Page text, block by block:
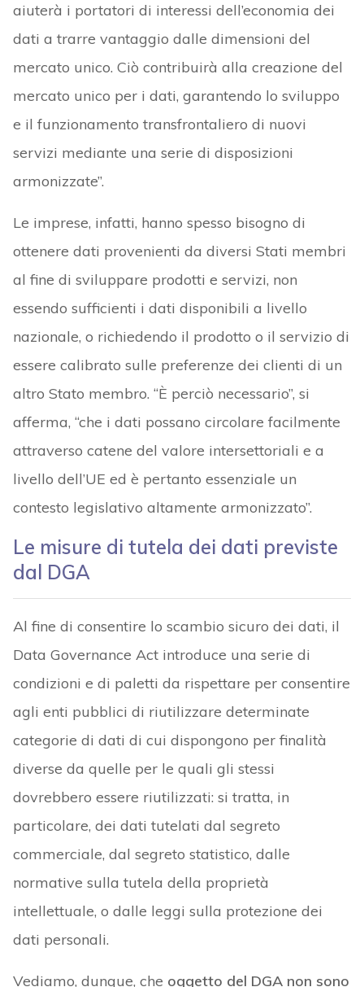
aiuterà i portatori di interessi dell’economia dei
dati a trarre vantaggio dalle dimensioni del
mercato unico. Ciò contribuirà alla creazione del
mercato unico per i dati, garantendo lo sviluppo
e il funzionamento transfrontaliero di nuovi
servizi mediante una serie di disposizioni
armonizzate”.
Le imprese, infatti, hanno spesso bisogno di
ottenere dati provenienti da diversi Stati membri
al fine di sviluppare prodotti e servizi, non
essendo sufficienti i dati disponibili a livello
nazionale, o richiedendo il prodotto o il servizio di
essere calibrato sulle preferenze dei clienti di un
altro Stato membro. “È perciò necessario”, si
afferma, “che i dati possano circolare facilmente
attraverso catene del valore intersettoriali e a
livello dell’UE ed è pertanto essenziale un
contesto legislativo altamente armonizzato”.
Le misure di tutela dei dati previste
dal DGA
Al fine di consentire lo scambio sicuro dei dati, il
Data Governance Act introduce una serie di
condizioni e di paletti da rispettare per consentire
agli enti pubblici di riutilizzare determinate
categorie di dati di cui dispongono per finalità
diverse da quelle per le quali gli stessi
dovrebbero essere riutilizzati: si tratta, in
particolare, dei dati tutelati dal segreto
commerciale, dal segreto statistico, dalle
normative sulla tutela della proprietà
intellettuale, o dalle leggi sulla protezione dei
dati personali.
Vediamo, dunque, che oggetto del DGA non sono